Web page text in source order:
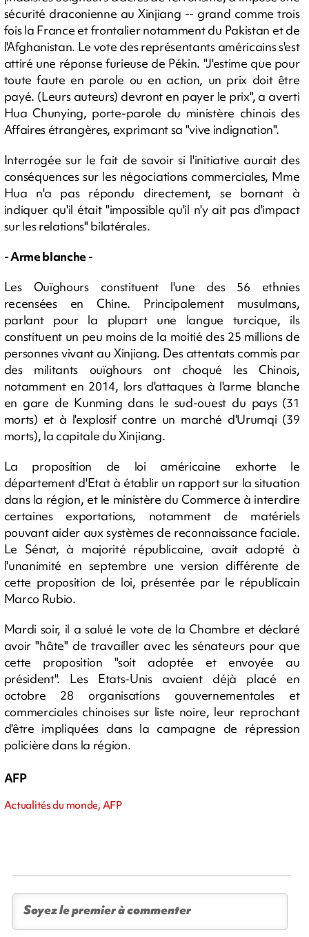
sécurité draconienne au Xinjiang -- grand comme trois
fois la France et frontalier notamment du Pakistan et de
l'Afghanistan. Le vote des représentants américains s'est
attiré une réponse furieuse de Pékin. "J'estime que pour
toute faute en parole ou en action, un prix doit être
payé. (Leurs auteurs) devront en payer le prix", a averti
Hua Chunying, porte-parole du ministère chinois des
Affaires étrangères, exprimant sa "vive indignation".
Interrogée sur le fait de savoir si l'initiative aurait des
conséquences sur les négociations commerciales, Mme
Hua n'a pas répondu directement, se bornant à
indiquer qu'il était "impossible qu'il n'y ait pas d'impact
sur les relations" bilatérales.
- Arme blanche -
Les Ouïghours constituent l'une des 56 ethnies
recensées en Chine. Principalement musulmans,
parlant pour la plupart une langue turcique, ils
constituent un peu moins de la moitié des 25 millions de
personnes vivant au Xinjiang. Des attentats commis par
des militants ouïghours ont choqué les Chinois,
notamment en 2014, lors d'attaques à l'arme blanche
en gare de Kunming dans le sud-ouest du pays (31
morts) et à l'explosif contre un marché d'Urumqi (39
morts), la capitale du Xinjiang.
La proposition de loi américaine exhorte le
département d'Etat à établir un rapport sur la situation
dans la région, et le ministère du Commerce à interdire
certaines exportations, notamment de matériels
pouvant aider aux systèmes de reconnaissance faciale.
Le Sénat, à majorité républicaine, avait adopté à
l'unanimité en septembre une version différente de
cette proposition de loi, présentée par le républicain
Marco Rubio.
Mardi soir, il a salué le vote de la Chambre et déclaré
avoir "hâte" de travailler avec les sénateurs pour que
cette proposition "soit adoptée et envoyée au
président". Les Etats-Unis avaient déjà placé en
octobre 28 organisations gouvernementales et
commerciales chinoises sur liste noire, leur reprochant
d'être impliquées dans la campagne de répression
policière dans la région.
AFP
Actualités du monde, AFP